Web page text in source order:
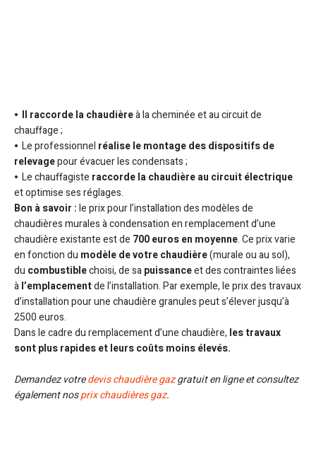
Il raccorde la chaudièreà la cheminée et au circuit de
chauffage ;
Le professionnel réalise le montage des dispositifs de
relevagepour évacuer les condensats ;
Le chauffagiste raccorde la chaudière au circuit électrique
et optimise ses réglages.
Bon à savoir :le prix pour l’installation des modèles de
chaudières murales à condensation en remplacement d’une
chaudière existante est de 700 euros en moyenne. Ce prix varie
en fonction du modèle de votre chaudière(murale ou au sol),
du combustiblechoisi, de sapuissanceet des contraintes liées
àl’emplacementde l’installation. Par exemple, le prix des travaux
d’installation pour une chaudière granules peut s’élever jusqu’à
2500 euros.
Dans le cadre du remplacement d’une chaudière, les travaux
sont plus rapides et leurs coûts moins élevés.
Demandez votredevis chaudière gazgratuit en ligne et consultez
également nosprix chaudières gaz.